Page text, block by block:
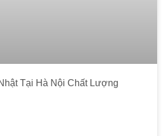
Tại Hà Nội Chất Lượng